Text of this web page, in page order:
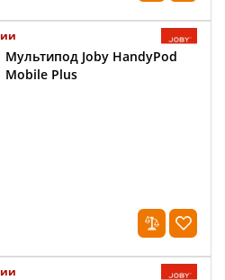
Мультипод Joby HandyPod
Mobile Plus